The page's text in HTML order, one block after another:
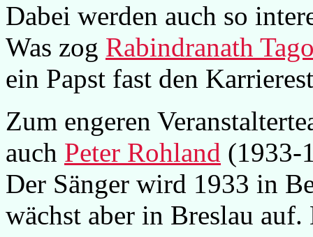
Dabei werden auch so
Was zog Rabindranath
ein Papst fast den
Zum engeren
auch Peter Rohland (1933-
Der Sänger wird 1933 in
wächst aber in Breslau auf.